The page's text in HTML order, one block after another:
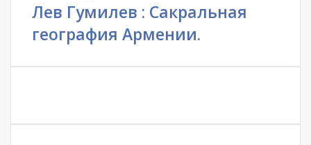
Лев Гумилев : Сакральная
география Армении.